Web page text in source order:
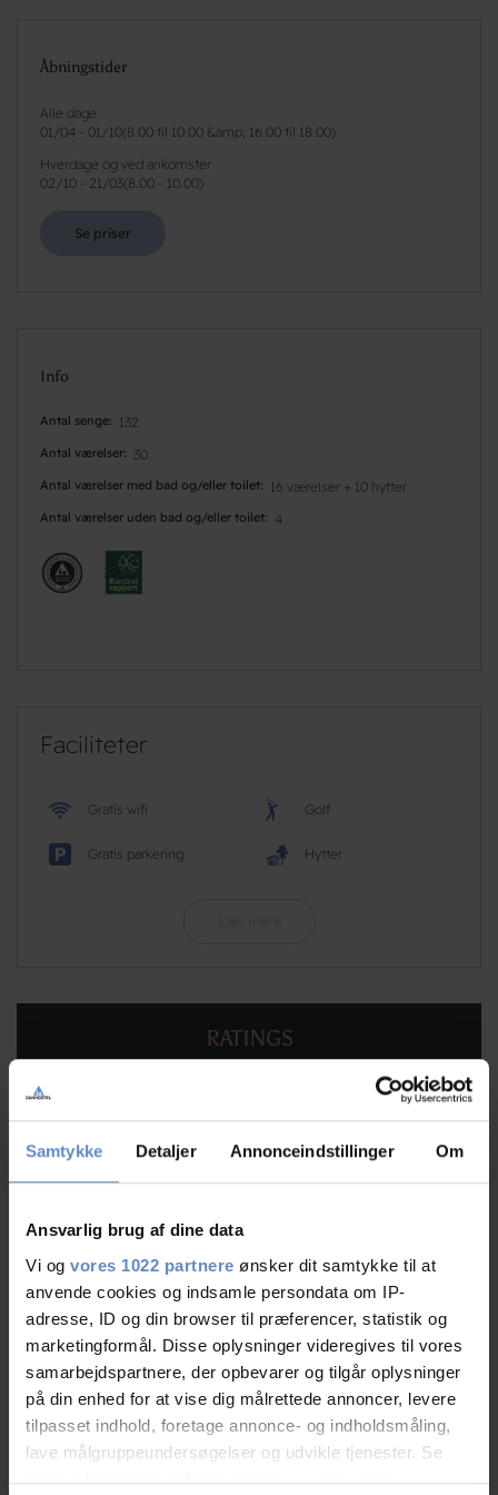
Samtykke Detaljer Annonceindstillinger Om
Ansvarlig brug af dine data
Vi og vores 1022 partnere ønsker dit samtykke til at
anvende cookies og indsamle persondata om IP-
adresse, ID og din browser til præferencer, statistik og
marketingformål. Disse oplysninger videregives til vores
samarbejdspartnere, der opbevarer og tilgår oplysninger
på din enhed for at vise dig målrettede annoncer, levere
tilpasset indhold, foretage annonce- og indholdsmåling,
lave målgruppeundersøgelser og udvikle tjenester. Se
mere information underindstillingerog i vores
Åbningstider
Alle dage
01/04 - 01/10( 8.00 til 10.00 &amp; 16.00 til 18.00)
Hverdage og ved ankomster
02/10 - 21/03( 8.00 - 10.00)
Se priser
Info
Antal senge 132
Antal værelser 30
Antal værelser med bad og/eller toilet 16 værelser + 10 hytter
Antal værelser uden bad og/eller toilet 4
Faciliteter
Gratis wifi Golf
Gratis parkering Hytter
RATINGS
9,11
9,11 ud af 10
Læs mere
Personalet/service 9,49 ud af 10